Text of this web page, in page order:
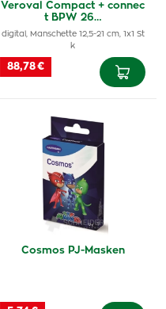
Veroval Compact + connec
t BPW 26…
digital, Manschette 12,5-21 cm, 1x1 St
k
88,78 €
Cosmos PJ-Masken